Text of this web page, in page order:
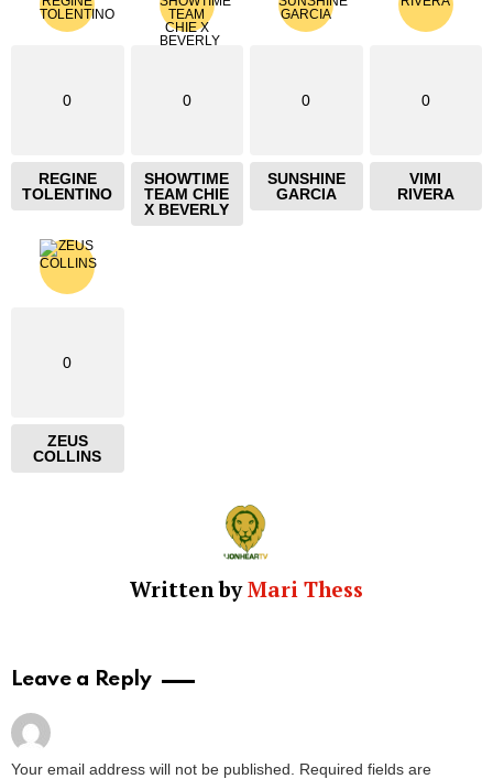
0
REGINE
TOLENTINO
0
SHOWTIME
TEAM CHIE
X BEVERLY
0
SUNSHINE
GARCIA
0
VIMI
RIVERA
0
ZEUS
COLLINS
Written byMari Thess
Leave a Reply
Your email address will not be published. Required fields are